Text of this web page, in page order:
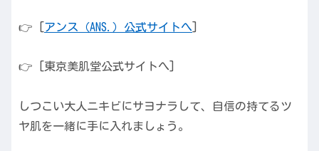
👉 [ アンス（ANS.）公式サイトへ
👉 [東京美肌堂公式サイトへ]
しつこい大人ニキビにサヨナラして、自信の持てるツ
ヤ肌を一緒に手に入れましょう。